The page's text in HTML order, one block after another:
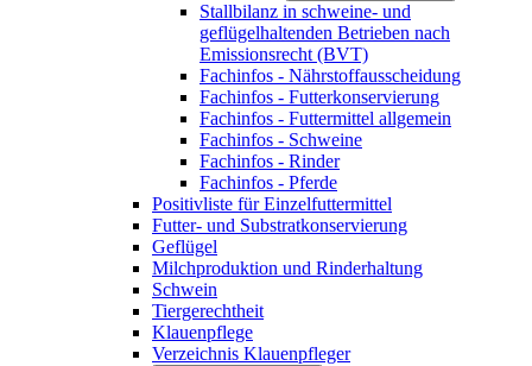
Stallbilanz in schweine- und
geflügelhaltenden Betrieben nach
Emissionsrecht (BVT)
Fachinfos - Nährstoffausscheidung
Fachinfos - Futterkonservierung
Fachinfos - Futtermittel allgemein
Fachinfos - Schweine
Fachinfos - Rinder
Fachinfos - Pferde
Positivliste für Einzelfuttermittel
Futter- und Substratkonservierung
Geflügel
Milchproduktion und Rinderhaltung
Schwein
Tiergerechtheit
Klauenpflege
Verzeichnis Klauenpfleger